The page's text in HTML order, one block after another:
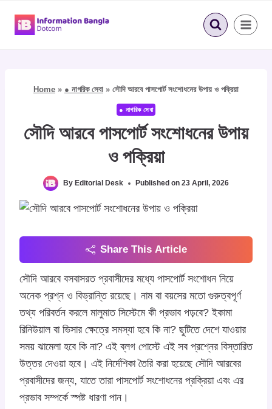
Home » ● নাগরিক সেবা » সৌদি আরবে পাসপোর্ট সংশোধনের উপায় ও পক্রিয়া
● নাগরিক সেবা
সৌদি আরবে পাসপোর্ট সংশোধনের উপায়
ও পক্রিয়া
By Editorial Desk Published on 23 April, 2026
Share This Article
সৌদি আরবে বসবাসরত প্রবাসীদের মধ্যে পাসপোর্ট সংশোধন নিয়ে
অনেক প্রশ্ন ও বিভ্রান্তি রয়েছে। নাম বা বয়সের মতো গুরুত্বপূর্ণ
তথ্য পরিবর্তন করলে মালুমাত সিস্টেমে কী প্রভাব পড়বে? ইকামা
রিনিউয়াল বা ভিসার ক্ষেত্রে সমস্যা হবে কি না? ছুটিতে দেশে যাওয়ার
সময় ঝামেলা হবে কি না? এই ব্লগ পোস্টে এই সব প্রশ্নের বিস্তারিত
উত্তর দেওয়া হবে। এই নির্দেশিকা তৈরি করা হয়েছে সৌদি আরবের
প্রবাসীদের জন্য, যাতে তারা পাসপোর্ট সংশোধনের প্রক্রিয়া এবং এর
প্রভাব সম্পর্কে স্পষ্ট ধারণা পান।